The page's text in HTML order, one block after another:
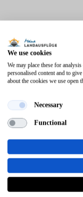
Livorno
We use cookies
We may place these for
personalised content and to
about the cookies we use open
Necessary
Functional